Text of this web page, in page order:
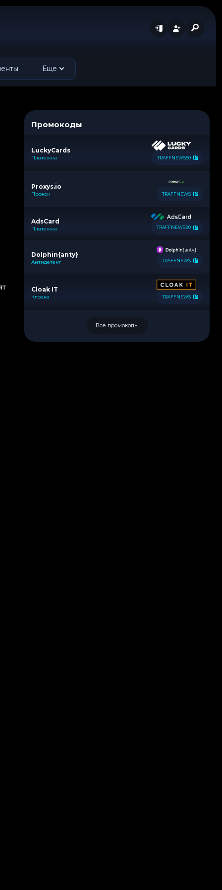
Еще
Промокоды
LuckyCards
Платежка TRAFFNEWS50
Proxys.io
Прокси TRAFFNEWS
AdsCard
Платежка TRAFFNEWS20
Dolphin{anty}
Антидетект TRAFFNEWS
Cloak IT
Клоака TRAFFNEWS
Все промокоды